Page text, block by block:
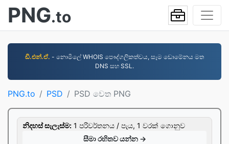
PNG.to
ඩී.එන්.ඒ. - නොමිලේ WHOIS පෞද්ගලිකත්වය, සෑම ඩොමේනය මත
DNS සහ SSL.
PNG.to PSD PSD වෙත PNG
නිදහස් සැලැස්ම: 1 පරිවර්තනය / පැය, 1 වරක් ගොනුව
සීමා රහිතව යන්න →